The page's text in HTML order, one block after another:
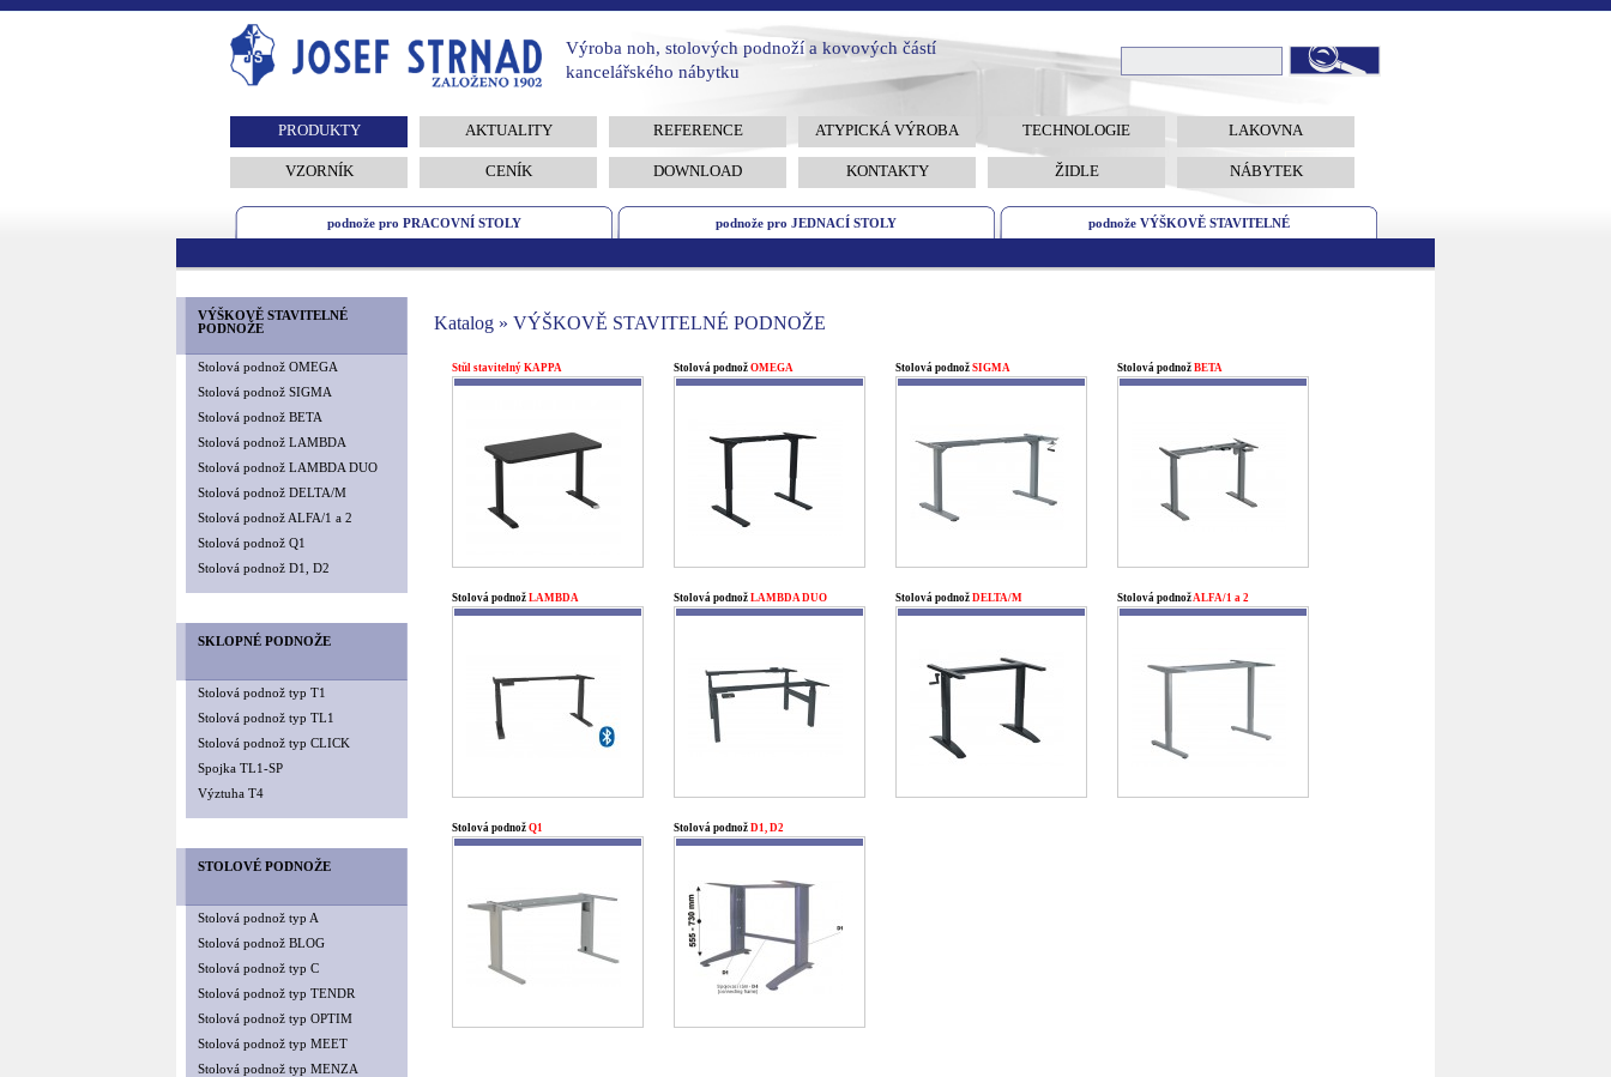
Výroba noh, stolových podnoží a kovových částí
kancelářského nábytku
PRODUKTY AKTUALITY REFERENCE ATYPICKÁ VÝROBA TECHNOLOGIE LAKOVNA
VZORNÍK CENÍK DOWNLOAD KONTAKTY ŽIDLE NÁBYTEK
podnože pro PRACOVNÍ STOLY podnože pro JEDNACÍ STOLY podnože VÝŠKOVĚ STAVITELNÉ
VÝŠKOVĚ STAVITELNÉ
PODNOŽE
Stolová podnož OMEGA
Stolová podnož SIGMA
Stolová podnož BETA
Stolová podnož LAMBDA
Stolová podnož LAMBDA DUO
Stolová podnož DELTA/M
Stolová podnož ALFA/1 a 2
Stolová podnož Q1
Stolová podnož D1, D2
SKLOPNÉ PODNOŽE
Stolová podnož typ T1
Stolová podnož typ TL1
Stolová podnož typ CLICK
Spojka TL1-SP
Výztuha T4
STOLOVÉ PODNOŽE
Stolová podnož typ A
Stolová podnož BLOG
Stolová podnož typ C
Stolová podnož typ TENDR
Stolová podnož typ OPTIM
Stolová podnož typ MEET
Stolová podnož typ MENZA
Katalog » VÝŠKOVĚ STAVITELNÉ PODNOŽE
Stůl stavitelný KAPPA Stolová podnož OMEGA Stolová podnož SIGMA Stolová podnož BETA
Stolová podnož LAMBDA Stolová podnož LAMBDA DUO Stolová podnož DELTA/M Stolová podnožALFA/1 a 2
Stolová podnož Q1 Stolová podnož D1, D2